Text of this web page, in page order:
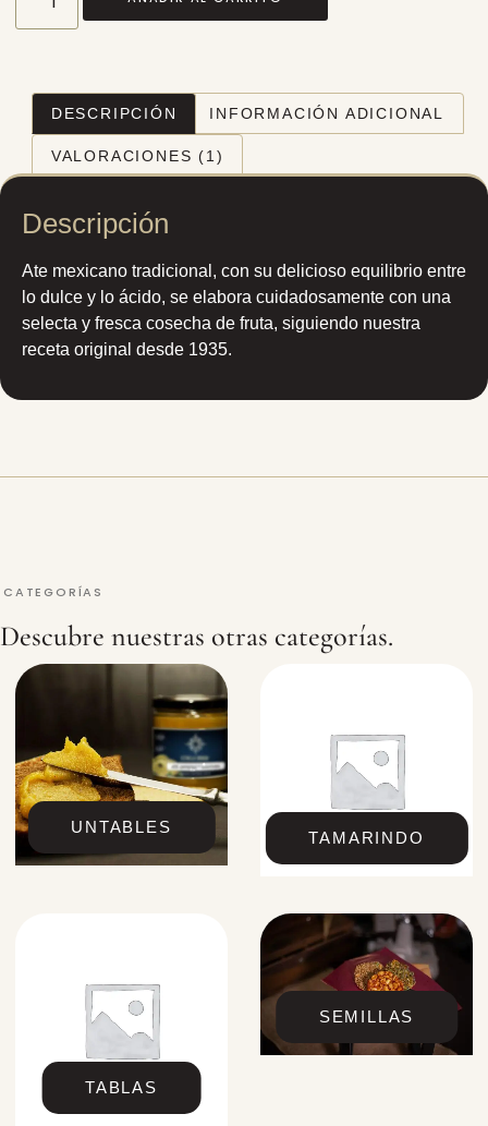
DESCRIPCIÓN INFORMACIÓN ADICIONAL
VALORACIONES (1)
Descripción
Ate mexicano tradicional, con su delicioso equilibrio entre
lo dulce y lo ácido, se elabora cuidadosamente con una
selecta y fresca cosecha de fruta, siguiendo nuestra
receta original desde 1935.
CATEGORÍAS
Descubre nuestras otras categorías.
UNTABLES
TAMARINDO
TABLAS
SEMILLAS